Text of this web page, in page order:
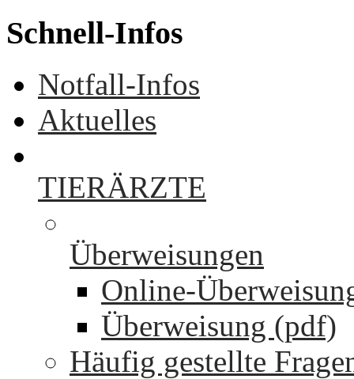
Schnell-Infos
Notfall-Infos
Aktuelles
TIERÄRZTE
Überweisungen
Online-
Überweisung (pdf)
Häufig gestellte